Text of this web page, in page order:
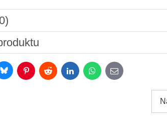
BlueskyPinterestReddit LinkedInWhatsApp
E-
mail